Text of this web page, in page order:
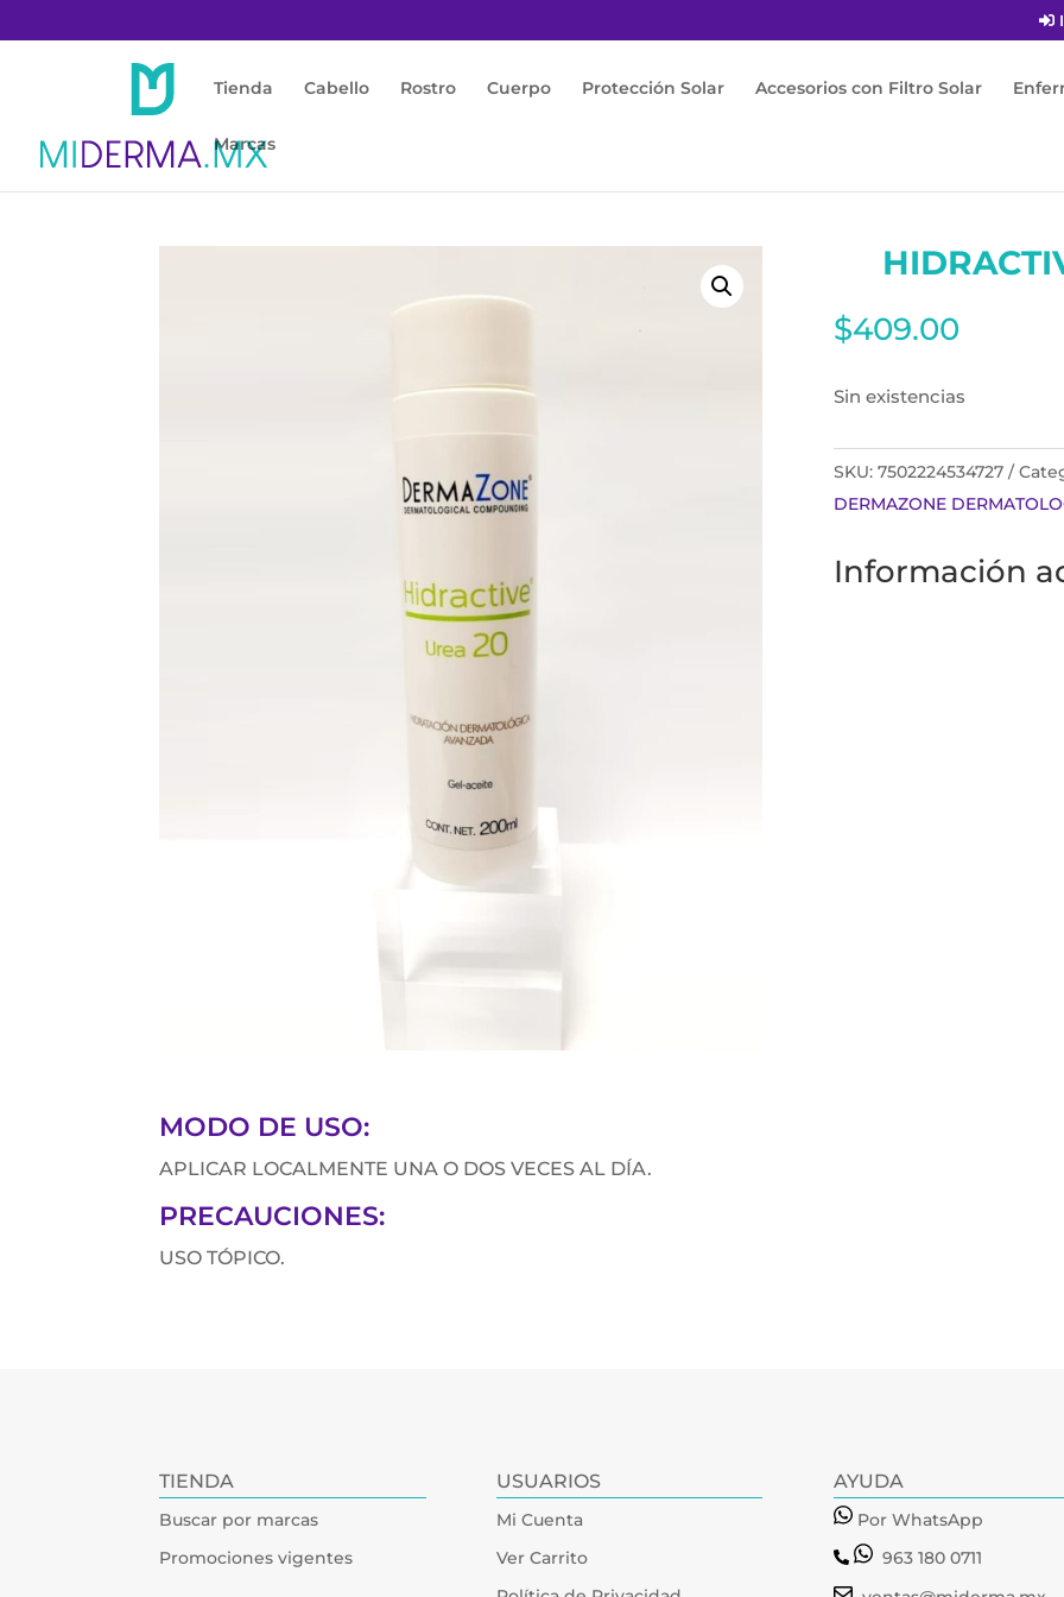
Tienda Cabello Rostro Cuerpo Protección Solar Accesorios con Filtro Solar
Marcas
$409.00
Sin existencias
SKU: 7502224534727
DERMAZONE
Información
MODO DE USO:
APLICAR LOCALMENTE UNA O DOS VECES AL DÍA.
PRECAUCIONES:
USO TÓPICO.
TIENDA
Buscar por marcas
Promociones vigentes
USUARIOS
Mi Cuenta
Ver Carrito
AYUDA
Por WhatsApp
963 180 0711